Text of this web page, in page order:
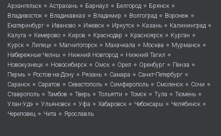
Архангельск • Астрахань • Барнаул • Белгород • Брянск •
Владивосток • Владикавказ • Владимир • Волгоград • Воронеж •
Екатеринбург • Иваново • Ижевск • Иркутск • Казань • Калининград •
Калуга • Кемерово • Киров • Краснодар • Красноярск • Курган •
Курск • Липецк • Магнитогорск • Махачкала • Москва • Мурманск •
Набережные Челны • Нижний Новгород • Нижний Тагил •
Новокузнецк • Новосибирск • Омск • Орел • Оренбург • Пенза •
Пермь • Ростов-на-Дону • Рязань • Самара • Санкт-Петербург •
Саранск • Саратов • Севастополь • Симферополь • Смоленск • Сочи •
Ставрополь • Тамбов • Тверь • Тольятти • Томск • Тула • Тюмень •
Улан-Удэ • Ульяновск • Уфа • Хабаровск • Чебоксары • Челябинск •
Череповец • Чита • Ярославль